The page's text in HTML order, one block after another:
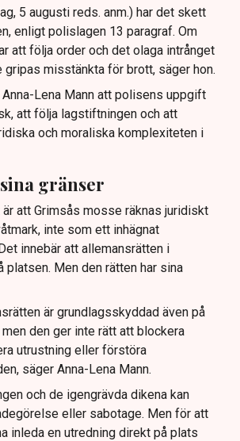
5 augusti reds. anm.) har det skett
enligt polislagen 13 paragraf. Om
att följa order och det olaga intrånget
gripas misstänkta för brott, säger hon.
Lena Mann att polisens uppgift
att följa lagstiftningen och att
och moraliska komplexiteten i
gränser
är att Grimsås mosse räknas juridiskt
inte som ett inhägnat
innebär att allemansrätten i
platsen. Men den rätten har sina
är grundlagsskyddad även på
den ger inte rätt att blockera
utrustning eller förstöra
säger Anna-Lena Mann.
och de igengrävda dikena kan
eller sabotage. Men för att
inleda en utredning direkt på plats